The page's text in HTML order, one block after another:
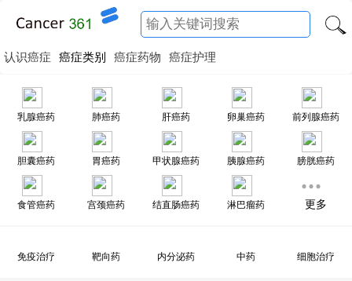
认识癌症 癌症类别 癌症药物 癌症护理
乳腺癌药 肺癌药 肝癌药 卵巢癌药 前列腺癌药
胆囊癌药 胃癌药 甲状腺癌药 胰腺癌药 膀胱癌药
食管癌药 宫颈癌药 结直肠癌药 淋巴瘤药 更多
免疫治疗 靶向药 内分泌药 中药 细胞治疗